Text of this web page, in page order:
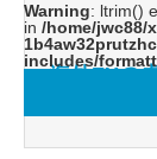
Warning: ltrim()
in /home/jwc88/
includes/
海外FXの